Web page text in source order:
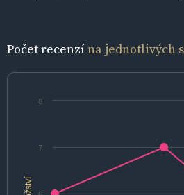
Počet recenzína jednotlivých
7
8